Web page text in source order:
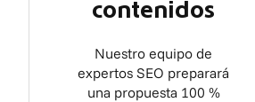
contenidos
Nuestro equipo de
expertos SEO preparará
una propuesta 100 %